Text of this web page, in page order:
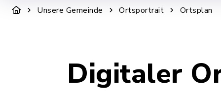
Unsere Gemeinde Ortsportrait Ortsplan
Digitaler